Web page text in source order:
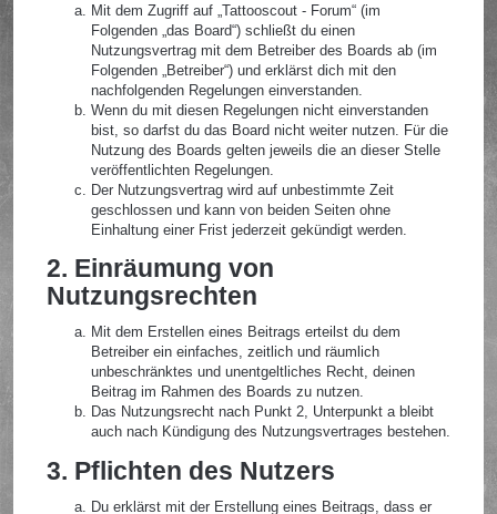
Mit dem Zugriff auf „Tattooscout - Forum“ (im
Folgenden „das Board“) schließt du einen
Nutzungsvertrag mit dem Betreiber des Boards ab (im
Folgenden „Betreiber“) und erklärst dich mit den
nachfolgenden Regelungen einverstanden.
Wenn du mit diesen Regelungen nicht einverstanden
bist, so darfst du das Board nicht weiter nutzen. Für die
Nutzung des Boards gelten jeweils die an dieser Stelle
veröffentlichten Regelungen.
Der Nutzungsvertrag wird auf unbestimmte Zeit
geschlossen und kann von beiden Seiten ohne
Einhaltung einer Frist jederzeit gekündigt werden.
2. Einräumung von
Nutzungsrechten
Mit dem Erstellen eines Beitrags erteilst du dem
Betreiber ein einfaches, zeitlich und räumlich
unbeschränktes und unentgeltliches Recht, deinen
Beitrag im Rahmen des Boards zu nutzen.
Das Nutzungsrecht nach Punkt 2, Unterpunkt a bleibt
auch nach Kündigung des Nutzungsvertrages bestehen.
3. Pflichten des Nutzers
Du erklärst mit der Erstellung eines Beitrags, dass er